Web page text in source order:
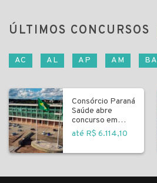
ÚLTIMOS CONCURSOS
AC AL AP AM BA
Consórcio Paraná
Saúde abre
concurso em
Curitiba
até R$ 6.114,10